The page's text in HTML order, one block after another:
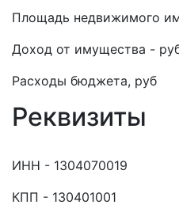
Площадь недвижимого
Доход от имущества -
Расходы бюджета, руб
Реквизиты
ИНН - 1304070019
КПП - 130401001